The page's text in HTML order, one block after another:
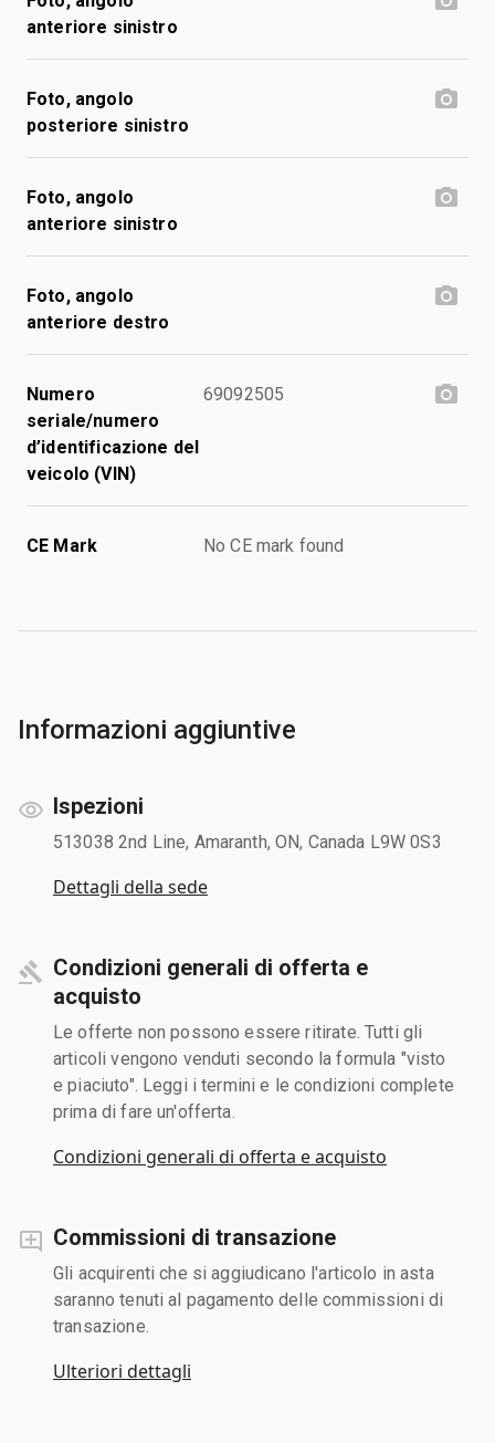
anteriore sinistro
Foto, angolo
posteriore sinistro
Foto, angolo
anteriore sinistro
Foto, angolo
anteriore destro
Numero
seriale/numero
d’identificazione del
veicolo (VIN)
69092505
CE Mark No CE mark found
Informazioni aggiuntive
Ispezioni
513038 2nd Line, Amaranth, ON, Canada L9W 0S3
Dettagli della sede
Condizioni generali di offerta e
acquisto
Le offerte non possono essere ritirate. Tutti gli
articoli vengono venduti secondo la formula "visto
e piaciuto". Leggi i termini e le condizioni complete
prima di fare un'offerta.
Condizioni generali di offerta e acquisto
Commissioni di transazione
Gli acquirenti che si aggiudicano l'articolo in asta
saranno tenuti al pagamento delle commissioni di
transazione.
Ulteriori dettagli